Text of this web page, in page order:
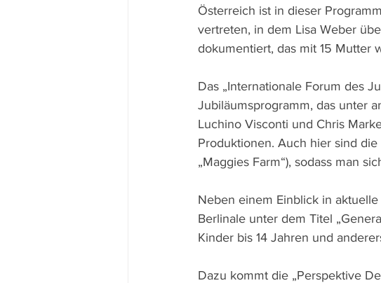
Österreich ist in dieser
vertreten, in dem Lisa Weber
dokumentiert, das mit 15 Mutter
Das „Internationale Forum des
Jubiläumsprogramm, das unter
Luchino Visconti und Chris
Produktionen. Auch hier sind
„Maggies Farm“), sodass man
Neben einem Einblick in
Berlinale unter dem Titel
Kinder bis 14 Jahren und
Dazu kommt die „Perspektive